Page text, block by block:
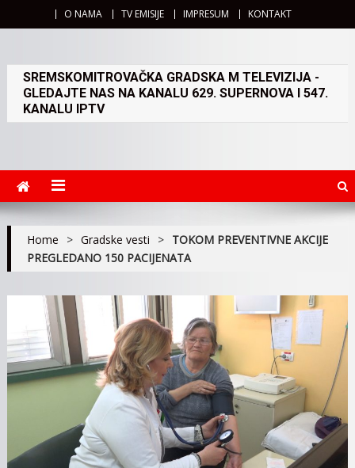
O NAMA TV EMISIJE IMPRESUM KONTAKT
SREMSKOMITROVAČKA GRADSKA M TELEVIZIJA -
GLEDAJTE NAS NA KANALU 629. SUPERNOVA I 547.
KANALU IPTV
Home > Gradske vesti > TOKOM PREVENTIVNE AKCIJE
PREGLEDANO 150 PACIJENATA